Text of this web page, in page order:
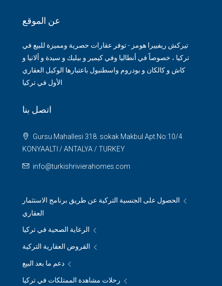
عن الموقع
تيركش ريفييرا هومز - توفر عقارات حصرية ومميزة للبيع في
تركيا ، خصوصاً في أنطاليا وفي كيمير و بيليك و سيدة و ألانيا و
كاش و كالكان و بودروم واسطنبول باعتبارها الوكيل العقاري
الأول في تركيا
اتصل بنا
Gursu Mahallesi 318. sokak Makbul Apt.No:10/4
KONYAALTI / ANTALYA / TURKEY
info@turkishrivierahomes.com
الحصول على الجنسية التركية عن طريق برنامج الاستثمار
العقاري
الرعاية الصحية في تركيا
القروض العقارية التركية
دعم ما بعد البيع
رحلات مشاهدة الممتلكات في تركيا